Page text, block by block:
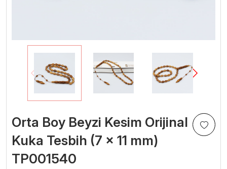
Orta Boy Beyzi Kesim Orijinal
Kuka Tesbih (7 x 11 mm)
TP001540